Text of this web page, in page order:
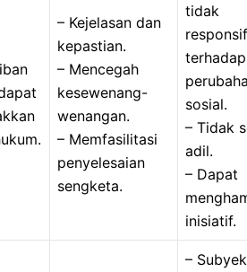
– Kejelasan dan
kepastian.
– Mencegah
kesewenang-
wenangan.
– Memfasilitasi
penyelesaian
sengketa.
tidak
responsif
terhadap
sosial.
– Tidak
adil.
– Dapat
inisiatif.
–